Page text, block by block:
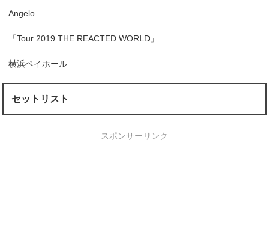
Angelo
「Tour 2019 THE REACTED WORLD」
横浜ベイホール
セットリスト
スポンサーリンク